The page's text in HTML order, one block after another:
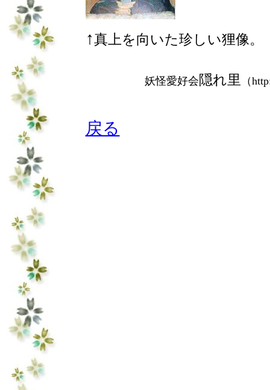
↑真上を向いた珍しい狸像。
妖怪愛好会隠れ里 （
戻る